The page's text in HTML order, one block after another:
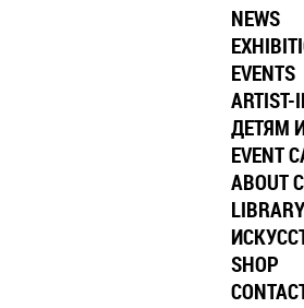
NEWS
EVENTS
ARTIST-
ДЕТЯМ
EVENT
ABOUT
LIBRARY
SHOP